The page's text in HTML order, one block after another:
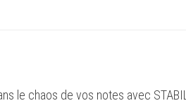
Ligne
le chaos de vos notes avec